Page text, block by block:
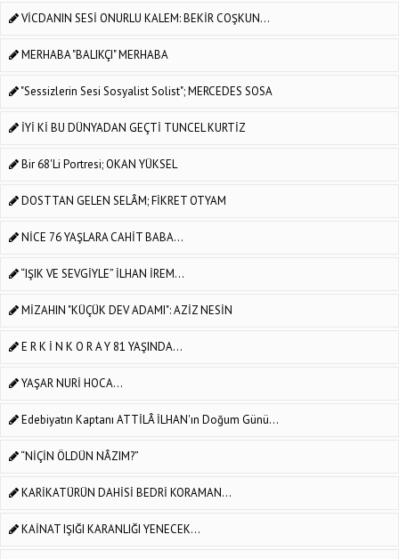
VİCDANIN SESİ ONURLU KALEM: BEKİR COŞKUN...
MERHABA "BALIKÇI" MERHABA
"Sessizlerin Sesi Sosyalist Solist"; MERCEDES SOSA
İYİ Kİ BU DÜNYADAN GEÇTİ TUNCEL KURTİZ
Bir 68'li Portresi; OKAN YÜKSEL
DOSTTAN GELEN SELÂM; FİKRET OTYAM
NİCE 76 YAŞLARA CAHİT BABA...
“IŞIK VE SEVGİYLE” İLHAN İREM...
MİZAHIN "KÜÇÜK DEV ADAMI": AZİZ NESİN
E R K İ N K O R A Y 81 YAŞINDA...
YAŞAR NURİ HOCA...
Edebiyatın Kaptanı ATTİLÂ İLHAN'ın Doğum Günü...
“NİÇİN ÖLDÜN NÂZIM?”
KARİKATÜRÜN DAHİSİ BEDRİ KORAMAN...
KAİNAT IŞIĞI KARANLIĞI YENECEK...